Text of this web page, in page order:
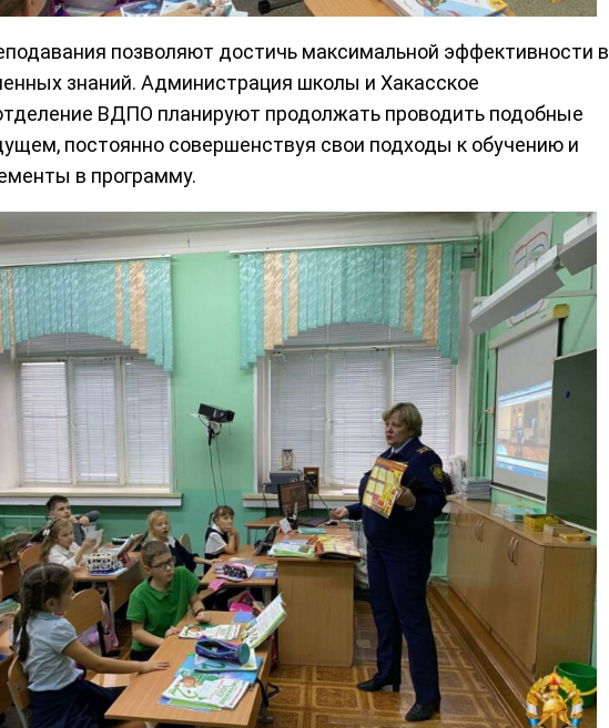
позволяют достичь максимальной эффективности в
знаний. Администрация школы и Хакасское
ВДПО планируют продолжать проводить подобные
постоянно совершенствуя свои подходы к обучению и
в программу.